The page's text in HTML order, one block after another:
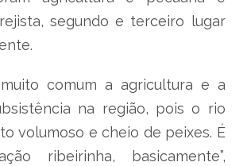
segundo e terceiro lugar
muito comum a agricultura e a
na região, pois o rio
volumoso e cheio de peixes. É
ribeirinha, basicamente”,